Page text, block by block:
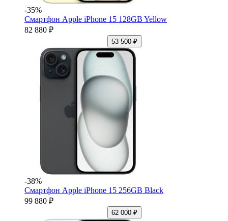
-35%
Смартфон Apple iPhone 15 128GB Yellow
82 880 ₽
53 500 ₽
-38%
Смартфон Apple iPhone 15 256GB Black
99 880 ₽
62 000 ₽